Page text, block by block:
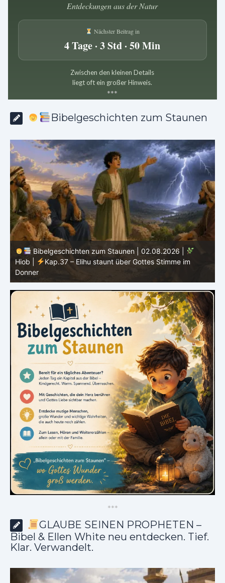
Entdeckungen aus der Natur
Nächster Beitrag in
4 Tage · 3 Std · 50 Min
Zwischen den kleinen Details
liegt oft ein großer Hinweis.
***
Bibelgeschichten zum Staunen
Bibelgeschichten zum Staunen | 01.08.2026 |
Hiob |
***
GLAUBE SEINEN PROPHETEN –
Bibel & Ellen White neu entdecken. Tief.
Klar. Verwandelt.